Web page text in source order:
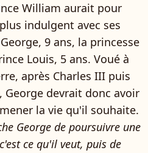
William aurait pour
indulgent avec ses
9 ans, la princesse
Louis, 5 ans. Voué à
après Charles III puis
devrait donc avoir
la vie qu'il souhaite.
George de poursuivre une
ce qu'il veut, puis de